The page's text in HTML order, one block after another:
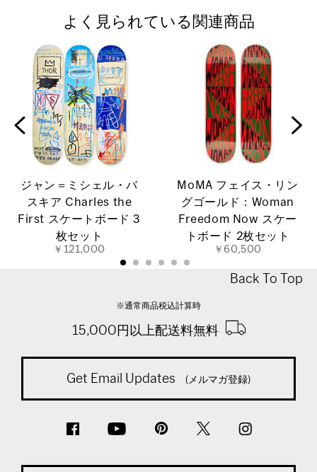
よく見られている関連商品
ジャン＝ミシェル・バ
スキア Charles the
First スケートボード 3
枚セット
￥121,000
MoMA フェイス・リン
グゴールド：Woman
Freedom Now スケー
トボード 2枚セット
￥60,500
Back To Top
※通常商品税込計算時
15,000円以上配送料無料
Get Email Updates (メルマガ登録)